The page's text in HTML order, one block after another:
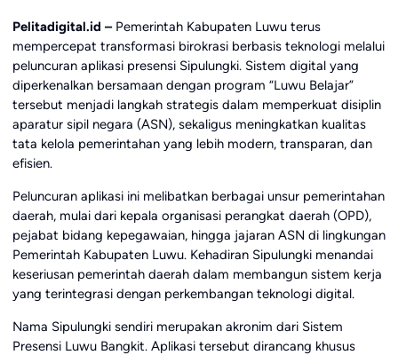
Pelitadigital.id – Pemerintah Kabupaten Luwu terus
mempercepat transformasi birokrasi berbasis teknologi melalui
peluncuran aplikasi presensi Sipulungki. Sistem digital yang
diperkenalkan bersamaan dengan program “Luwu Belajar”
tersebut menjadi langkah strategis dalam memperkuat disiplin
aparatur sipil negara (ASN), sekaligus meningkatkan kualitas
tata kelola pemerintahan yang lebih modern, transparan, dan
efisien.
Peluncuran aplikasi ini melibatkan berbagai unsur pemerintahan
daerah, mulai dari kepala organisasi perangkat daerah (OPD),
pejabat bidang kepegawaian, hingga jajaran ASN di lingkungan
Pemerintah Kabupaten Luwu. Kehadiran Sipulungki menandai
keseriusan pemerintah daerah dalam membangun sistem kerja
yang terintegrasi dengan perkembangan teknologi digital.
Nama Sipulungki sendiri merupakan akronim dari Sistem
Presensi Luwu Bangkit. Aplikasi tersebut dirancang khusus